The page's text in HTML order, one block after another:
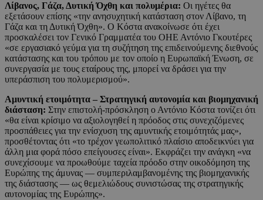
Λίβανος, Γάζα, Δυτική Όχθη και πολυμέρια: Οι ηγέτες θα
εξετάσουν επίσης «την ανησυχητική κατάσταση στον Λίβανο, τη
Γάζα και τη Δυτική Όχθη». Ο Κόστα ανακοίνωσε ότι έχει
προσκαλέσει τον Γενικό Γραμματέα του ΟΗΕ Αντόνιο Γκουτέρες
«σε εργασιακό γεύμα για τη συζήτηση της επιδεινούμενης διεθνούς
κατάστασης και του τρόπου με τον οποίο η Ευρωπαϊκή Ένωση, σε
συνεργασία με τους εταίρους της, μπορεί να δράσει για την
υπεράσπιση του πολυμερισμού».
Αμυντική ετοιμότητα – Στρατηγική αυτονομία και βιομηχανική
διάσταση: Στην επιστολή-πρόσκληση ο Αντόνιο Κόστα τονίζει ότι
«θα είναι κρίσιμο να αξιολογηθεί η πρόοδος στις συνεχιζόμενες
προσπάθειες για την ενίσχυση της αμυντικής ετοιμότητάς μας»,
προσθέτοντας ότι «το τρέχον γεωπολιτικό πλαίσιο αποδεικνύει για
άλλη μια φορά πόσο επείγουσες είναι». Εκφράζει την ανάγκη «να
συνεχίσουμε να προωθούμε ταχεία πρόοδο στην οικοδόμηση της
Ευρώπης της άμυνας — συμπεριλαμβανομένης της βιομηχανικής
της διάστασης — ως θεμελιώδους συνιστώσας της στρατηγικής
αυτονομίας της Ευρώπης».